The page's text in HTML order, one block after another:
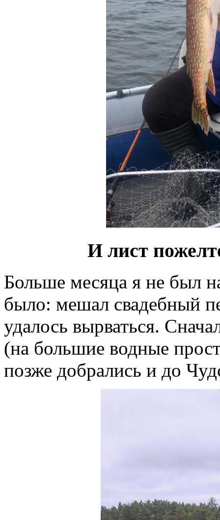
И лист
Больше месяца я не был
было: мешал свадебный
удалось вырваться.
(на большие водные
позже добрались и до